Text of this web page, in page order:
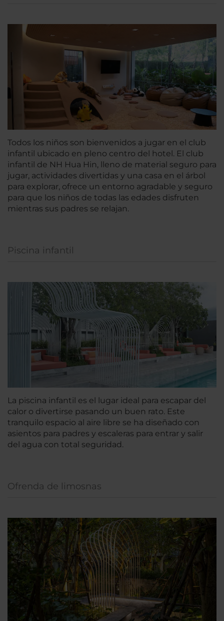
Todos los niños son bienvenidos a jugar en el club
infantil ubicado en pleno centro del hotel. El club
infantil de NH Hua Hin, lleno de material seguro para
jugar, actividades divertidas y una casa en el árbol
para explorar, ofrece un entorno agradable y seguro
para que los niños de todas las edades disfruten
mientras sus padres se relajan.
Piscina infantil
La piscina infantil es el lugar ideal para escapar del
calor o divertirse pasando un buen rato. Este
tranquilo espacio al aire libre se ha diseñado con
asientos para padres y escaleras para entrar y salir
del agua con total seguridad.
Ofrenda de limosnas